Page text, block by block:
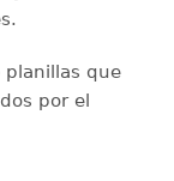
planillas que
por el